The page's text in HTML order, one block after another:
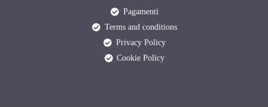
Pagamenti
Terms and conditions
Privacy Policy
Cookie Policy